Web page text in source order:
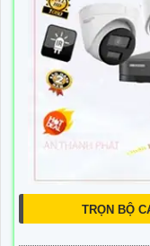
TRỌN BỘ